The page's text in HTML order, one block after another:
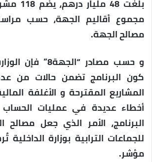
بلغت 48
مجموع أقاليم الجهة، حسب
مصالح الجهة.
و حسب مصادر
كون البرنامج تضمن حالات من
المشاريع المقترحة و الأغلفة
أخطاء عديدة في عمليات
البرنامج، الأمر الذي جعل مصالح
للجماعات الترابية بوزارة الداخلية
مؤشر.